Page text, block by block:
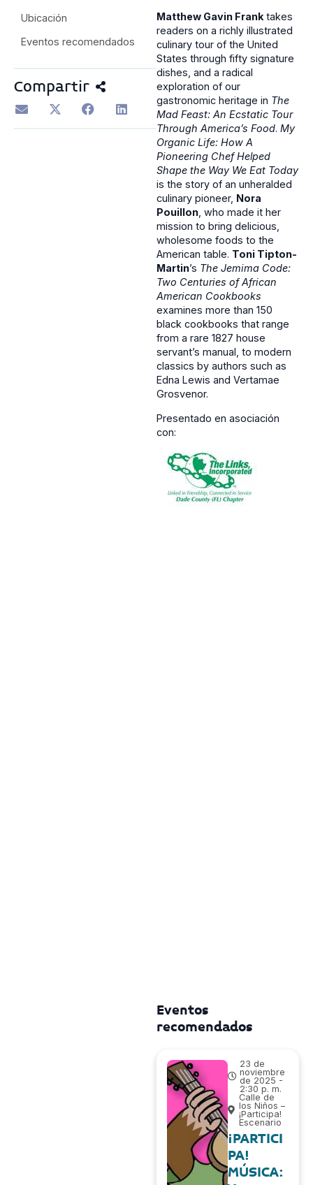
Ubicación
Eventos recomendados
Compartir
Matthew Gavin Franktakes
readers on a richly illustrated
culinary tour of the United
States through fifty signature
dishes, and a radical
exploration of our
gastronomic heritage in The
Mad Feast: An Ecstatic Tour
Through America’s Food. My
Organic Life: How A
Pioneering Chef Helped
Shape the Way We Eat Today
is the story of an unheralded
culinary pioneer, Nora
Pouillon, who made it her
mission to bring delicious,
wholesome foods to the
American table. Toni Tipton-
Martin’s The Jemima Code:
Two Centuries of African
American Cookbooks
examines more than 150
black cookbooks that range
from a rare 1827 house
servant’s manual, to modern
classics by authors such as
Edna Lewis and Vertamae
Grosvenor.
Presentado en asociación
con:
Eventos
recomendados
23 de
noviembre
de 2025 -
2:30 p. m.
Calle de
los Niños –
¡Participa!
Escenario
¡PARTICI
PA!
MÚSICA: